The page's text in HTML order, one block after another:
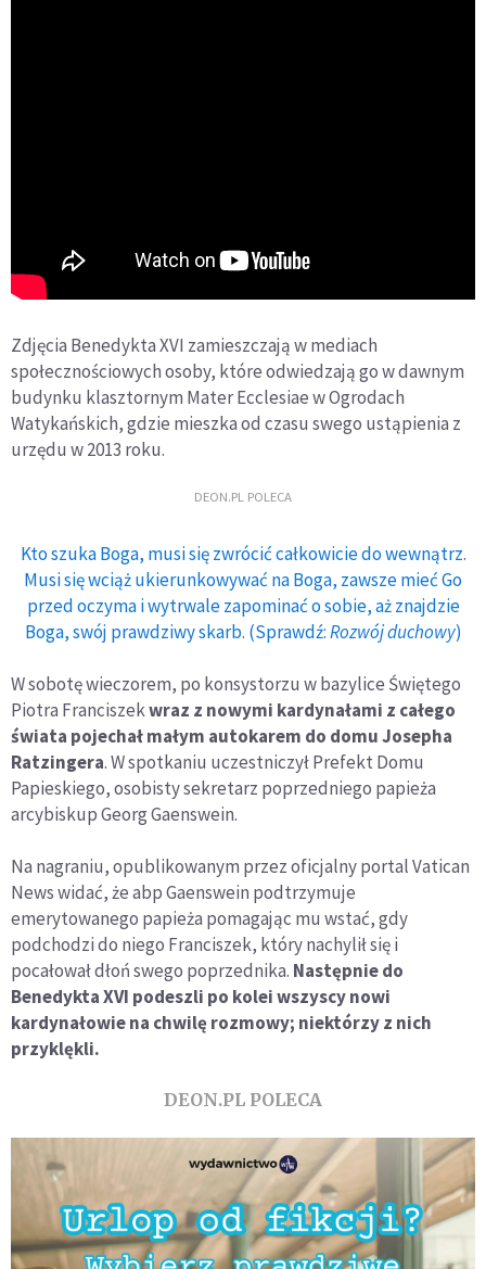
Zdjęcia Benedykta XVI zamieszczają w mediach
społecznościowych osoby, które odwiedzają go w dawnym
budynku klasztornym Mater Ecclesiae w Ogrodach
Watykańskich, gdzie mieszka od czasu swego ustąpienia z
urzędu w 2013 roku.
DEON.PL POLECA
Kto szuka Boga, musi się zwrócić całkowicie do wewnątrz.
Musi się wciąż ukierunkowywać na Boga, zawsze mieć Go
przed oczyma i wytrwale zapominać o sobie, aż znajdzie
Boga, swój prawdziwy skarb. (Sprawdź:Rozwój duchowy)
W sobotę wieczorem, po konsystorzu w bazylice Świętego
Piotra Franciszekwraz z nowymi kardynałami z całego
świata pojechał małym autokarem do domu Josepha
Ratzingera. W spotkaniu uczestniczył Prefekt Domu
Papieskiego, osobisty sekretarz poprzedniego papieża
arcybiskup Georg Gaenswein.
Na nagraniu, opublikowanym przez oficjalny portal Vatican
News widać, że abp Gaenswein podtrzymuje
emerytowanego papieża pomagając mu wstać, gdy
podchodzi do niego Franciszek, który nachylił się i
pocałował dłoń swego poprzednika. Następnie do
Benedykta XVI podeszli po kolei wszyscy nowi
kardynałowie na chwilę rozmowy; niektórzy z nich
przyklękli.
DEON.PL POLECA